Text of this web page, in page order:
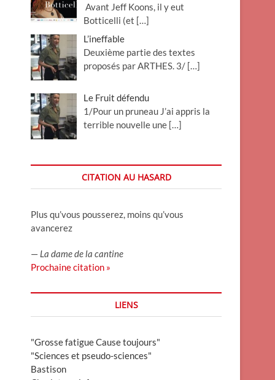
Avant Jeff Koons, il y eut
Botticelli (et […]
L’ineffable
Deuxième partie des textes
proposés par ARTHES. 3/ […]
Le Fruit défendu
1/Pour un pruneau J’ai appris la
terrible nouvelle une […]
CITATION AU HASARD
Plus qu’vous pousserez, moins qu’vous
avancerez
— La dame de la cantine
Prochaine citation »
LIENS
"Grosse fatigue Cause toujours"
"Sciences et pseudo-sciences"
Bastison